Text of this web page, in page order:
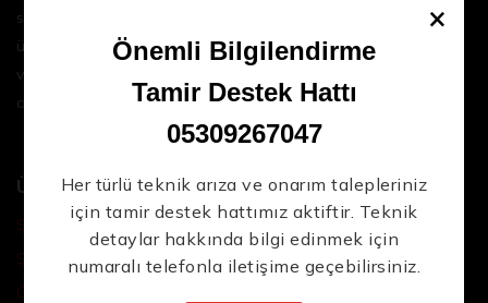
sektördeki en son teknolojileri ve yüksek kaliteli
ürünleri bir araya getirerek iş süreçlerinizi daha
verimli ve sorunsuz hale getirmenize yardımcı
oluyoruz.
Ürünler
Şarjlı El Aletleri
Şarjlı Led Lambalar
Özel Tasarım El Aletleri
Yeni Ürünlerden İlk Siz Haberdar Olun.
İstenmeyen posta göndermiyoruz! Daha fazla bilgi
×
Önemli Bilgilendirme
Tamir Destek Hattı
05309267047
Her türlü teknik arıza ve onarım talepleriniz
için tamir destek hattımız aktiftir. Teknik
detaylar hakkında bilgi edinmek için
numaralı telefonla iletişime geçebilirsiniz.